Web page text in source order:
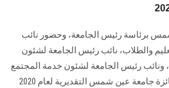
برئاسة رئيس الجامعة، وحضور نائب
والطلاب، نائب رئيس الجامعة لشئون
ونائب رئيس الجامعة لشئون خدمة المجتمع
وتنمية البيئة، الفائزين بجائزة جامعة عين شمس التقديرية لعام 2020